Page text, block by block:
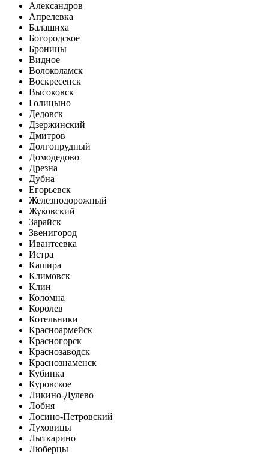
Александров
Апрелевка
Балашиха
Богородское
Броницы
Видное
Волоколамск
Воскресенск
Высоковск
Голицыно
Дедовск
Дзержинский
Дмитров
Долгопрудный
Домодедово
Дрезна
Дубна
Егорьевск
Железнодорожный
Жуковский
Зарайск
Звенигород
Ивантеевка
Истра
Кашира
Климовск
Клин
Коломна
Королев
Котельники
Красноармейск
Красногорск
Краснозаводск
Краснознаменск
Кубинка
Куровское
Ликино-Дулево
Лобня
Лосино-Петровский
Луховицы
Лыткарино
Люберцы